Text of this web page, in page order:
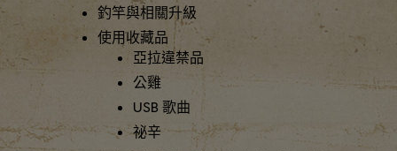
釣竿與相關升級
使用收藏品
亞拉違禁品
公雞
USB 歌曲
祕辛